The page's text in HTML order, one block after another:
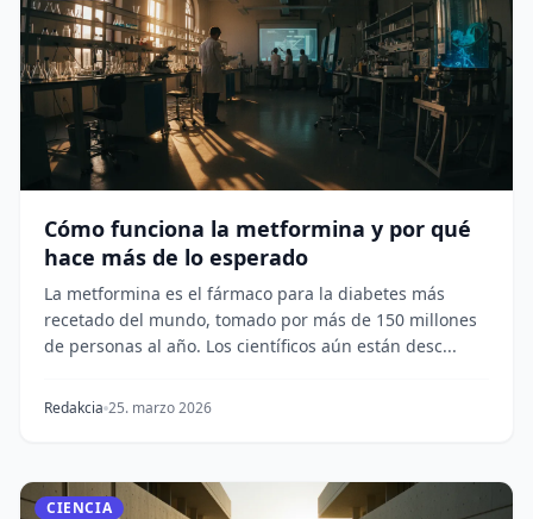
Cómo funciona la metformina y por qué
hace más de lo esperado
La metformina es el fármaco para la diabetes más
recetado del mundo, tomado por más de 150 millones
de personas al año. Los científicos aún están desc...
Redakcia 25. marzo 2026
CIENCIA